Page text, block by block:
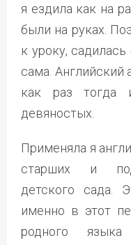
я ездила как на
были на руках.
к уроку,
сама. Английский
как раз тогда
девяностых.
Применяла я
старших и
детского сада.
именно в этот
родного